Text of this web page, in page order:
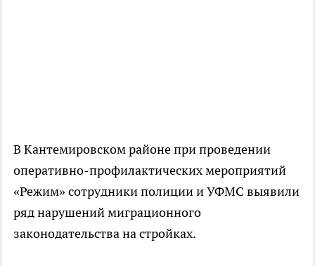
В Кантемировском районе при проведении
оперативно-профилактических мероприятий
«Режим» сотрудники полиции и УФМС выявили
ряд нарушений миграционного
законодательства на стройках.